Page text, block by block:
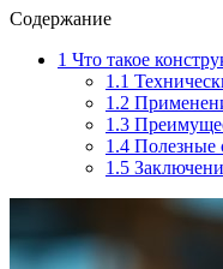
Содержание
1 Что такое
1.1
1.2
1.3
1.4 Полезные
1.5